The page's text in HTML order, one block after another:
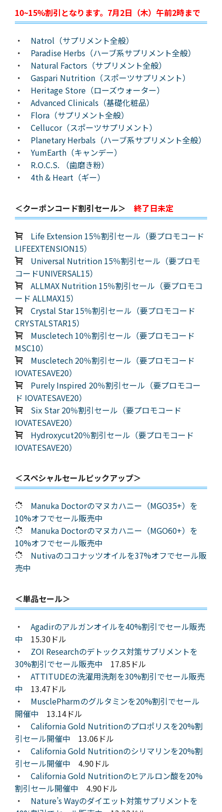
10~15%割引となります。7月2日（木）午前2時まで
・ Natrol（サプリメント全般）
・ Paradise Herbs（ハーブ系サプリメント全般）
・ Natural Factors（サプリメント全般）
・ Gaspari Nutrition（スポーツサプリメント）
・ Heritage Store（ローズウォーター）
・ Advanced Clinicals（基礎化粧品）
・ Flora（サプリメント全般）
・ Cellucor（スポーツサプリメント）
・ Planetary Herbals（ハーブ系サプリメント全般）
・ YumEarth（キャンデー）
・ R.O.C.S. （歯磨き粉）
・ 4th & Heart（ギー）
＜クーポンコード割引セール＞ 終了日未定
Life Extension 15％割引セール（要プロモコード
LIFEEXTENSION15）
Universal Nutrition 15％割引セール（要プロモ
コードUNIVERSAL15）
ALLMAX Nutrition 15％割引セール（要プロモコ
ード ALLMAX15）
Crystal Star 15％割引セール（要プロモコード
CRYSTALSTAR15）
Muscletech 10％割引セール（要プロモコード
MSC10）
Muscletech 20％割引セール（要プロモコード
IOVATESAVE20）
Purely Inspired 20％割引セール（要プロモコー
ド IOVATESAVE20）
Six Star 20％割引セール（要プロモコード
IOVATESAVE20）
Hydroxycut20％割引セール（要プロモコード
IOVATESAVE20）
＜スペシャルセールピックアップ＞
Manuka Doctorのマヌカハニー（MGO35+）を
10%オフでセール販売中
Manuka Doctorのマヌカハニー（MGO60+）を
10%オフでセール販売中
Nutivaのココナッツオイルを37%オフでセール販
売中
＜単品セール＞
・ Agadirのアルガンオイルを40%割引でセール販売
中 15.30ドル
・ ZOI Researchのデトックス対策サプリメントを
30%割引でセール販売中 17.85ドル
・ ATTITUDEの洗濯用洗剤を30%割引でセール販売
中 13.47ドル
・ MusclePharmのグルタミンを20%割引でセール
開催中 13.14ドル
・ California Gold Nutritionのプロポリスを20%割
引セール開催中 13.06ドル
・ California Gold Nutritionのシリマリンを20%割
引セール開催中 4.90ドル
・ California Gold Nutritionのヒアルロン酸を20%
割引セール開催中 4.90ドル
・ Nature’s Wayのダイエット対策サプリメントを